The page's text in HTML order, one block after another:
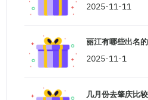
2025-11-11
丽江有哪些出名
2025-11-1
几月份去肇庆比